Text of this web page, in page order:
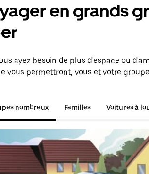
en grands
ayez besoin de plus d'espace ou
vous permettront, vous et votre
nombreux Familles Voitures à